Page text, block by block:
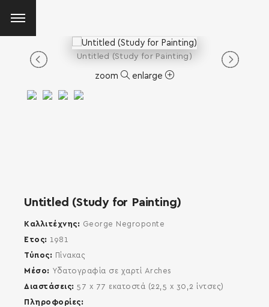
Untitled (Study for Painting)
zoom enlarge
Untitled (Study for Painting)
Καλλιτέχνης
George Negroponte
Έτος
1981
Τύπος
Πίνακας
Μέσο
Υδατογραφία σε χαρτί Arches
Διαστάσεις
57 x 77 εκατοστά (22,5 x 30,2 ίντσες)
Πληροφορίες